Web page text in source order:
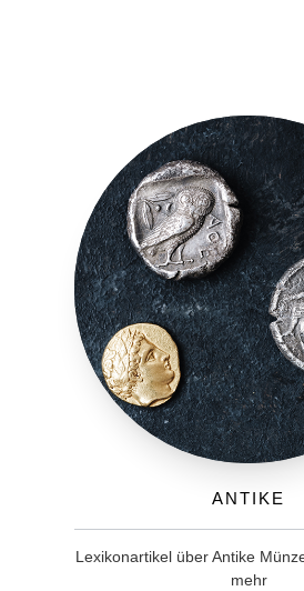
Antike
Lexikonartikel über Antike
mehr